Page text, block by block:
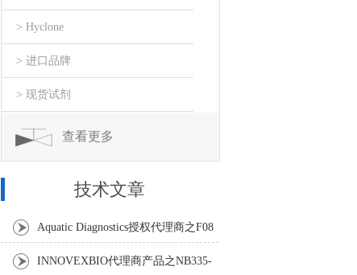
> Hyclone
> 进口品牌
> 现货试剂
查看更多
技术文章
Aquatic Diagnostics授权代理商之F08
Anti-Turbot IgM monoclonal antibody
INNOVEXBIO代理商产品之NB335-